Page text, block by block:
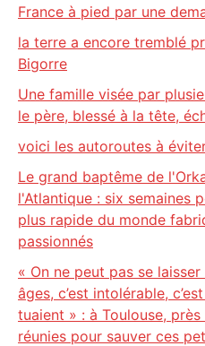
France à pied par une
la terre a encore tremblé
Bigorre
Une famille visée par
le père, blessé à la tête,
voici les autoroutes à
Le grand baptême de
l'Atlantique : six semaines
plus rapide du monde
passionnés
« On ne peut pas se
âges, c’est intolérable,
tuaient » : à Toulouse,
réunies pour sauver ces